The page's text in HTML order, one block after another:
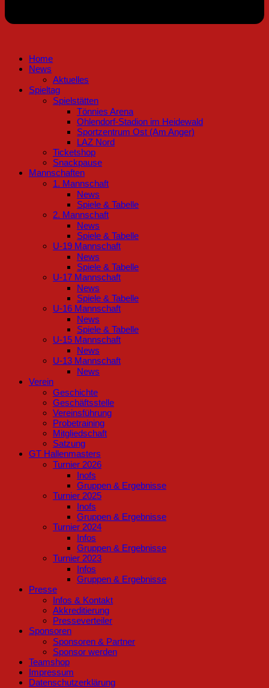
Home
News
Aktuelles
Spieltag
Spielstätten
Tönnies Arena
Ohlendorf-Stadion im Heidewald
Sportzentrum Ost (Am Anger)
LAZ Nord
Ticketshop
Snackpause
Mannschaften
1. Mannschaft
News
Spiele & Tabelle
2. Mannschaft
News
Spiele & Tabelle
U-19 Mannschaft
News
Spiele & Tabelle
U-17 Mannschaft
News
Spiele & Tabelle
U-16 Mannschaft
News
Spiele & Tabelle
U-15 Mannschaft
News
U-13 Mannschaft
News
Verein
Geschichte
Geschäftsstelle
Vereinsführung
Probetraining
Mitgliedschaft
Satzung
GT Hallenmasters
Turnier 2026
Inofs
Gruppen & Ergebnisse
Turnier 2025
Inofs
Gruppen & Ergebnisse
Turnier 2024
Infos
Gruppen & Ergebnisse
Turnier 2023
Infos
Gruppen & Ergebnisse
Presse
Infos & Kontakt
Akkreditierung
Presseverteiler
Sponsoren
Sponsoren & Partner
Sponsor werden
Teamshop
Impressum
Datenschutzerklärung